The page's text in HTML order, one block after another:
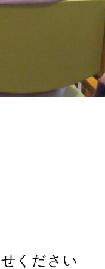
ください